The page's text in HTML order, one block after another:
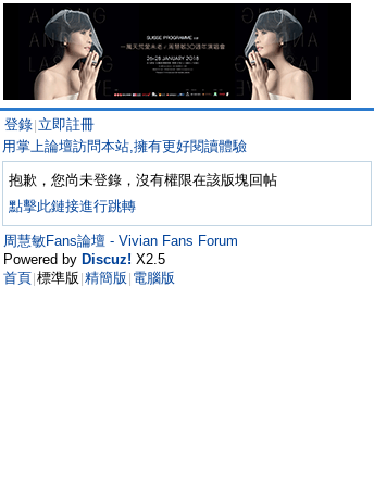
登錄 立即註冊
用掌上論壇訪問本站,擁有更好閱讀體驗
抱歉，您尚未登錄，沒有權限在該版塊回帖
點擊此鏈接進行跳轉
周慧敏Fans論壇 - Vivian Fans Forum
Powered by Discuz! X2.5
首頁 標準版 精簡版 電腦版